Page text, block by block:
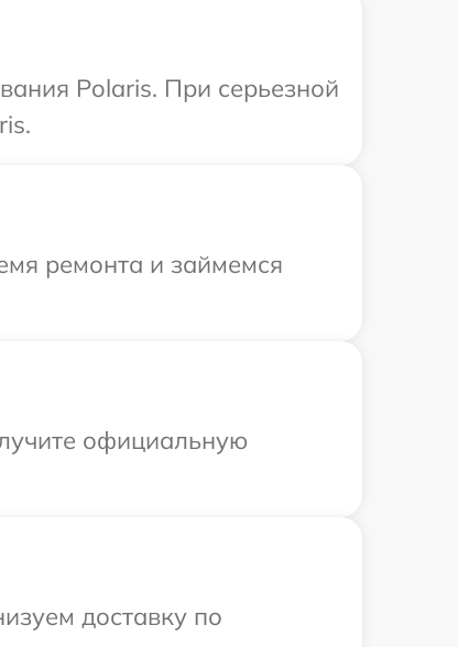
Polaris. При серьезной
ремонта и займемся
официальную
доставку по